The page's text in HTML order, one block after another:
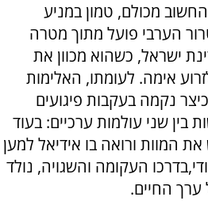
מכולם, טמון במניע
הערבי פועל מתוך מטרה
ישראל, כשהוא מכוון את
אימה. לעומתו, האלימות
נקמה בעקבות פיגועים
בין שני עולמות ערכיים: בעוד
המוות ורואה בו אידיאל למען
העקומה והשגויה, נולד
ערך החיים.